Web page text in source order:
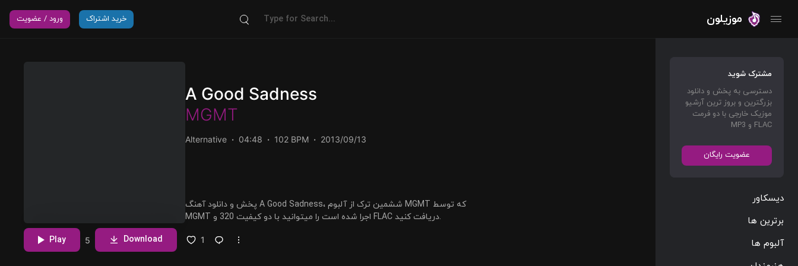
موزیلون خرید اشتراک ورود / عضویت
مشترک شوید
دسترسی به پخش و دانلود
بزرگترین و بروز ترین آرشیو
موزیک خارجی با دو فرمت
FLAC و MP3
عضویت رایگان
دیسکاور
برترین ها
آلبوم ها
A Good Sadness
MGMT
Alternative 04:48 102 BPM 2013/09/13
MGMT اجرا شده است را میتوانید با دو کیفیت 320 و FLAC دریافت کنید.
مشاهده بیشتر
Play 5 Download 1